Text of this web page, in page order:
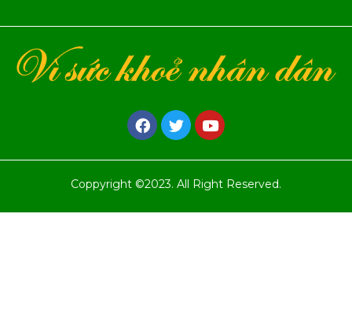
Coppyright ©2023. All Right Reserved.